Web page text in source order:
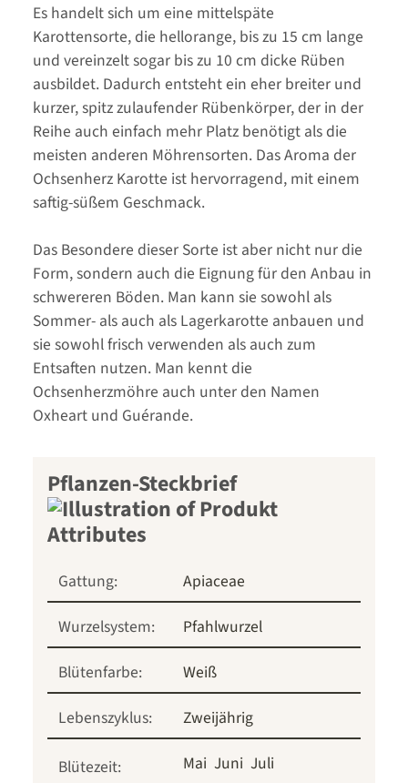
Es handelt sich um eine mittelspäte
Karottensorte, die hellorange, bis zu 15 cm lange
und vereinzelt sogar bis zu 10 cm dicke Rüben
ausbildet. Dadurch entsteht ein eher breiter und
kurzer, spitz zulaufender Rübenkörper, der in der
Reihe auch einfach mehr Platz benötigt als die
meisten anderen Möhrensorten. Das Aroma der
Ochsenherz Karotte ist hervorragend, mit einem
saftig-süßem Geschmack.
Das Besondere dieser Sorte ist aber nicht nur die
Form, sondern auch die Eignung für den Anbau in
schwereren Böden. Man kann sie sowohl als
Sommer- als auch als Lagerkarotte anbauen und
sie sowohl frisch verwenden als auch zum
Entsaften nutzen. Man kennt die
Ochsenherzmöhre auch unter den Namen
Oxheart und Guérande.
Pflanzen-Steckbrief
Gattung:
Apiaceae
Wurzelsystem:
Pfahlwurzel
Blütenfarbe:
Weiß
Lebenszyklus:
Zweijährig
Blütezeit: Mai Juni Juli